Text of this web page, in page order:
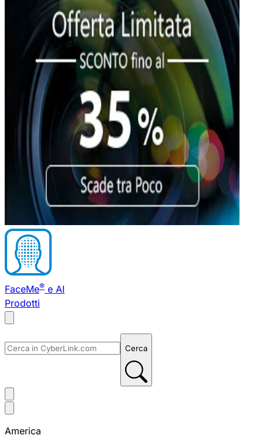
FaceMe® e AI
Prodotti
Cerca
America